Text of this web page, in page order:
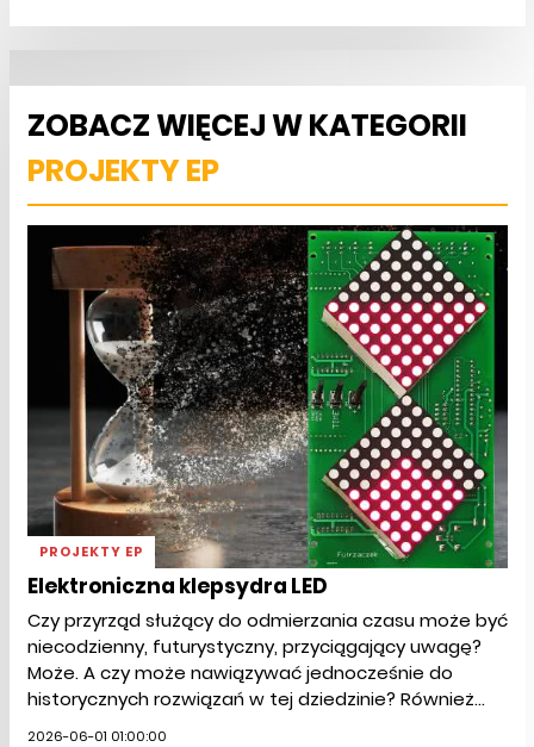
ZOBACZ WIĘCEJ W KATEGORII
PROJEKTY EP
PROJEKTY EP
Elektroniczna klepsydra LED
Czy przyrząd służący do odmierzania czasu może być
niecodzienny, futurystyczny, przyciągający uwagę?
Może. A czy może nawiązywać jednocześnie do
historycznych rozwiązań w tej dziedzinie? Również...
2026-06-01 01:00:00